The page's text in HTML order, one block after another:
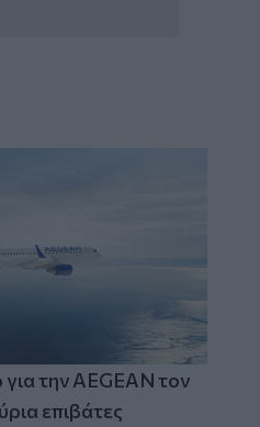
την AEGEAN τον
επιβάτες